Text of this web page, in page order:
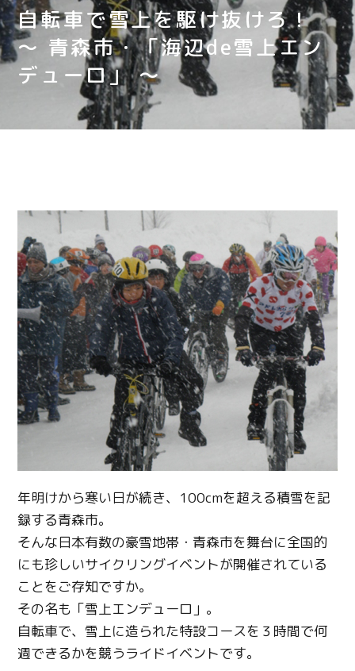
自転車で雪上を駆け抜けろ！
～ 青森市・「海辺de雪上エン
デューロ」 ～
年明けから寒い日が続き、100cmを超える積雪を記
録する青森市。
そんな日本有数の豪雪地帯・青森市を舞台に全国的
にも珍しいサイクリングイベントが開催されている
ことをご存知ですか。
その名も「雪上エンデューロ」。
自転車で、雪上に造られた特設コースを３時間で何
週できるかを競うライドイベントです。